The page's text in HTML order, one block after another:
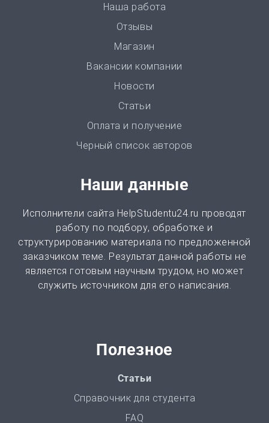
от 2 часов | от 500 ₽
от 2 часов | от 300 ₽
Рецензия
от 2 часов | от 500 ₽
Монография
2 часа | от 1000 ₽
от 3 дней | от 5000 ₽
от 1 дня | от 700 ₽
Наша работа
Отзывы
Магазин
Вакансии компании
Новости
Статьи
Оплата и получение
Черный список авторов
Наши данные
Исполнители сайта HelpStudentu24.ru проводят
работу по подбору, обработке и
структурированию материала по предложенной
заказчиком теме. Результат данной работы не
является готовым научным трудом, но может
служить источником для его написания.
Полезное
Статьи
Справочник для студента
FAQ